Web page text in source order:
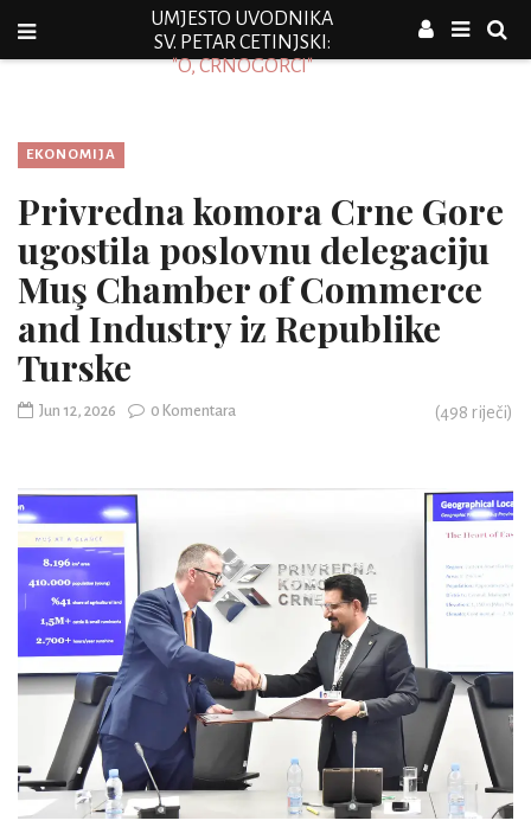
UMJESTO UVODNIKA
SV. PETAR CETINJSKI:
"O, CRNOGORCI"
EKONOMIJA
Privredna komora Crne Gore
ugostila poslovnu delegaciju
Muş Chamber of Commerce
and Industry iz Republike
Turske
Jun 12, 2026 0 Komentara (498 riječi)